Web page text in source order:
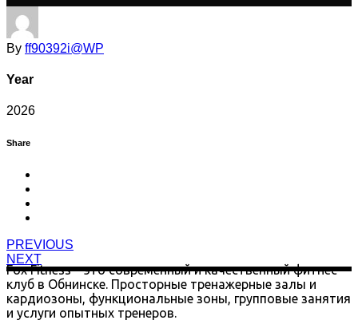
By ff90392i@WP
Year
2026
Share
PREVIOUS
NEXT
Fox Fitness – это современный и качественный фитнес-
клуб в Обнинске. Просторные тренажерные залы и
кардиозоны, функциональные зоны, групповые занятия
и услуги опытных тренеров.